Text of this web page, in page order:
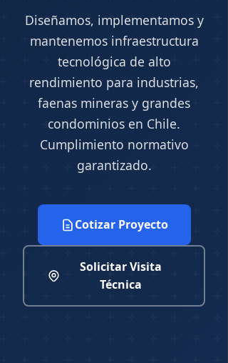
Diseñamos, implementamos y
mantenemos infraestructura
tecnológica de alto
rendimiento para industrias,
faenas mineras y grandes
condominios en Chile.
Cumplimiento normativo
garantizado.
Cotizar Proyecto
Solicitar Visita
Técnica